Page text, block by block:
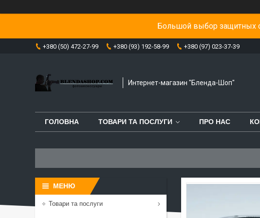
Большой выбор защитных
+380 (50) 472-27-99 +380 (93) 192-58-99 +380 (97) 023-37-39
Интернет-магазин "Бленда-Шоп"
ГОЛОВНА ТОВАРИ ТА ПОСЛУГИ ПРО НАС
Товари та послуги